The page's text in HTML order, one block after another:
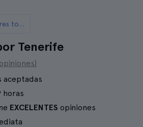
Los 8 mejores tours de Tenerife
Tenerife
aceptadas
horas
EXCELENTES opiniones